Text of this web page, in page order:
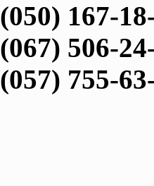
(050) 167-
(067) 506-
(057) 755-